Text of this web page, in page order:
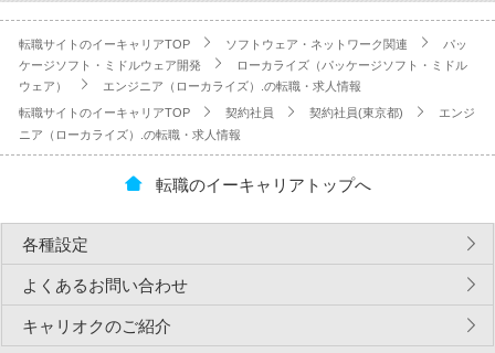
転職サイトのイーキャリアTOP ソフトウェア・ネットワーク関連
パッ
ケージソフト・ミドルウェア開発
ローカライズ（パッケージソフト・ミドル
ウェア）
エンジニア（ローカライズ）.の転職・求人情報
転職サイトのイーキャリアTOP 契約社員 契約社員(東京都)
エンジ
ニア（ローカライズ）.の転職・求人情報
転職のイーキャリアトップへ
各種設定
よくあるお問い合わせ
キャリオクのご紹介